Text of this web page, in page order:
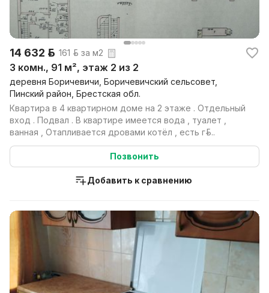
14 632 р. 161 р. за м2
3 комн., 91 м², этаж 2 из 2
деревня Боричевичи, Боричевичский сельсовет,
Пинский район, Брестская обл.
Квартира в 4 квартирном доме на 2 этаже . Отдельный
вход . Подвал . В квартире имеется вода , туалет ,
ванная , Отапливается дровами котёл , есть груб...
Позвонить
Добавить к сравнению